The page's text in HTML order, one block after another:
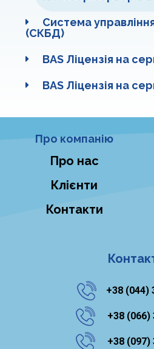
Система
(СКБД)
BAS Ліцензія на
BAS Ліцензія на
Про компанію
Про нас
Клієнти
Контакти
+38 ‎(044)
+38
‎+38